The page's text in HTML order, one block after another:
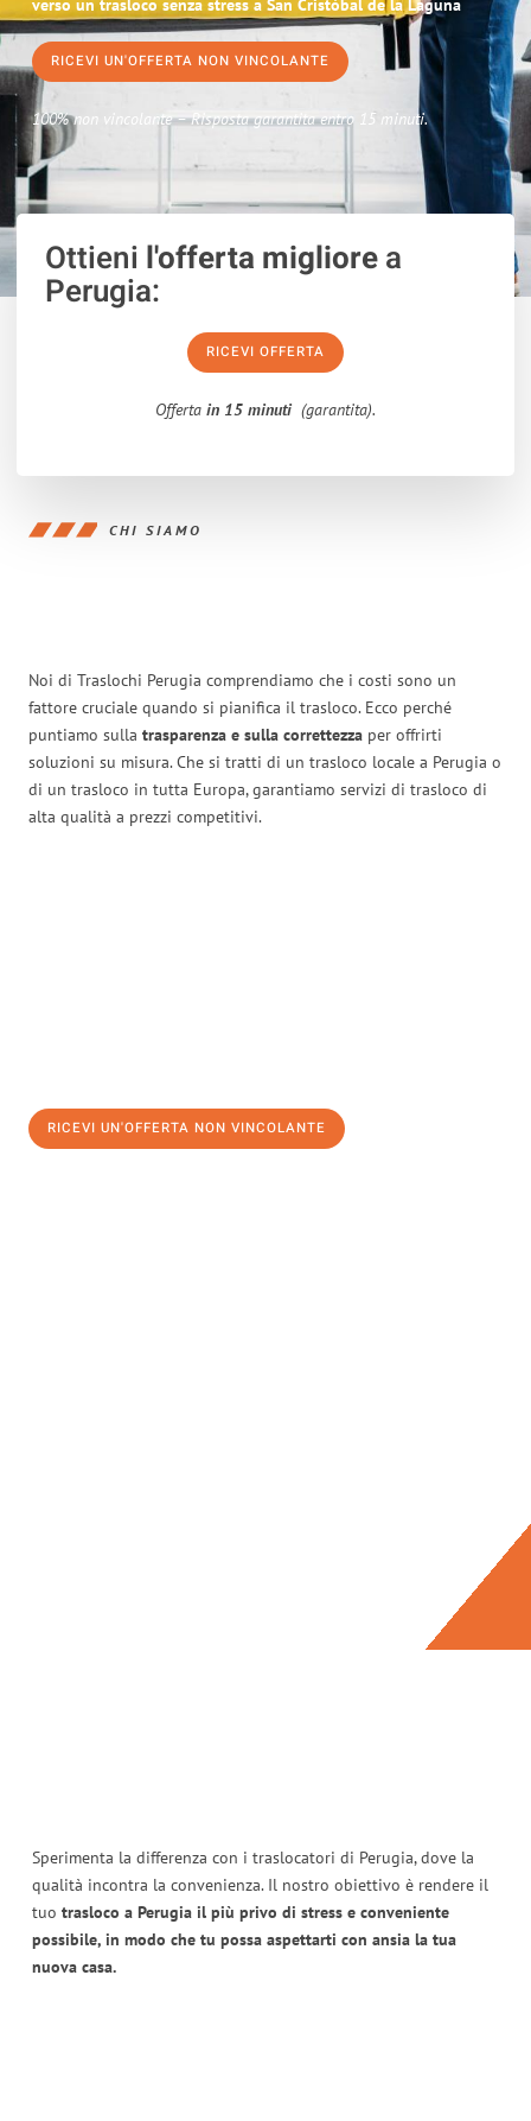
verso un trasloco senza stress a San Cristóbal de la Laguna
RICEVI UN'OFFERTA NON VINCOLANTE
100% non vincolante – Risposta garantita entro 15 minuti.
Ottieni l'offerta migliorea
Perugia:
RICEVI OFFERTA
Offerta in 15 minuti (garantita).
CHI SIAMO
Noi di Traslochi Perugia comprendiamo che i costi sono un
fattore cruciale quando si pianifica il trasloco. Ecco perché
puntiamo sulla trasparenza e sulla correttezza per offrirti
soluzioni su misura. Che si tratti di un trasloco locale a Perugia o
di un trasloco in tutta Europa, garantiamo servizi di trasloco di
alta qualità a prezzi competitivi.
RICEVI UN'OFFERTA NON VINCOLANTE
Sperimenta la differenza con i traslocatori di Perugia, dove la
qualità incontra la convenienza. Il nostro obiettivo è rendere il
tuo trasloco a Perugia il più privo di stress e conveniente
possibile, in modo che tu possa aspettarti con ansia la tua
nuova casa.